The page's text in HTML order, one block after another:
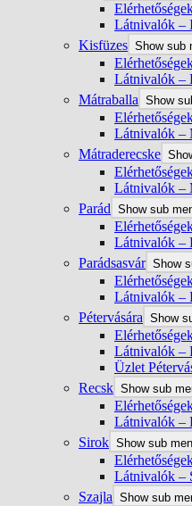
Látnivalók –
Kisfüzes Show sub
Látnivalók –
Mátraballa Show
Látnivalók –
Mátraderecske
Látnivalók –
Parád Show sub
Látnivalók –
Parádsasvár Show
Látnivalók –
Pétervására Show
Látnivalók –
Üzlet
Recsk Show sub
Látnivalók –
Sirok Show sub
Látnivalók –
Szajla Show sub